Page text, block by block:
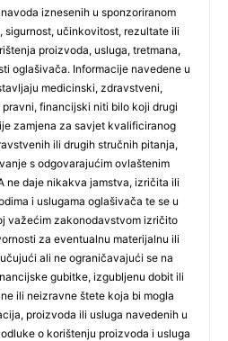
iznesenih u sponzoriranom
sigurnost, učinkovitost, rezultate ili
proizvoda, usluga, tretmana,
oglašivača. Informacije navedene u
medicinski, zdravstveni,
financijski niti bilo koji drugi
zamjena za savjet kvalificiranog
ili drugih stručnih pitanja,
s odgovarajućim ovlaštenim
ne daje nikakva jamstva, izričita ili
i uslugama oglašivača te se u
važećim zakonodavstvom izričito
za eventualnu materijalnu ili
ali ne ograničavajući se na
gubitke, izgubljenu dobit ili
ili neizravne štete koja bi mogla
proizvoda ili usluga navedenih u
o korištenju proizvoda i usluga